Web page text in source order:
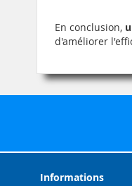
En conclusion,
d'améliorer
Informations